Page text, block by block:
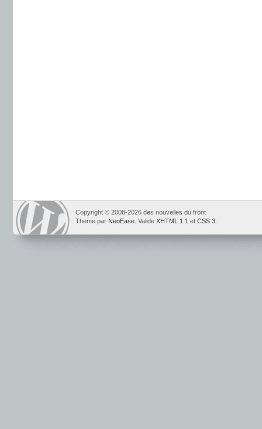
Copyright © 2008-2026 des nouvelles du front
Theme par NeoEase . Valide XHTML 1.1 et CSS 3